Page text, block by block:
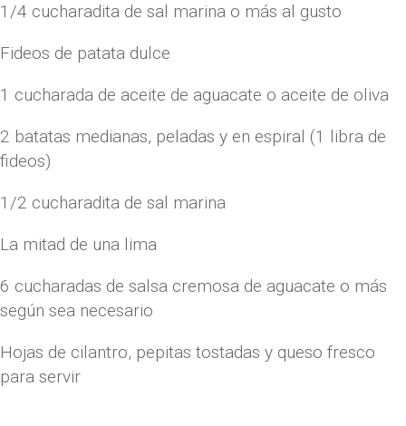
1/4 cucharadita de sal marina o más al gusto
Fideos de patata dulce
1 cucharada de aceite de aguacate o aceite de oliva
2 batatas medianas, peladas y en espiral (1 libra de
fideos)
1/2 cucharadita de sal marina
La mitad de una lima
6 cucharadas de salsa cremosa de aguacate o más
según sea necesario
Hojas de cilantro, pepitas tostadas y queso fresco
para servir